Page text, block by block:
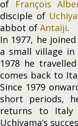
of François
disciple of
abbot of Antaiji.
In 1977, he
a small village
1978 he
comes back to
Since 1979
short periods,
returns to
Uchiyama’s